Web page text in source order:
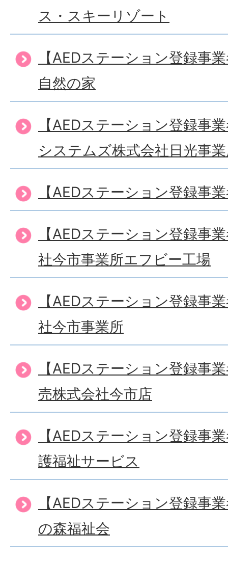
ス・スキーリゾート
【AEDステーション登録事
自然の家
【AEDステーション登録事
システムズ株式会社日光事
【AEDステーション登録事
【AEDステーション登録事
社今市事業所エフビー工場
【AEDステーション登録事
社今市事業所
【AEDステーション登録事
売株式会社今市店
【AEDステーション登録事
護福祉サービス
【AEDステーション登録事
の森福祉会